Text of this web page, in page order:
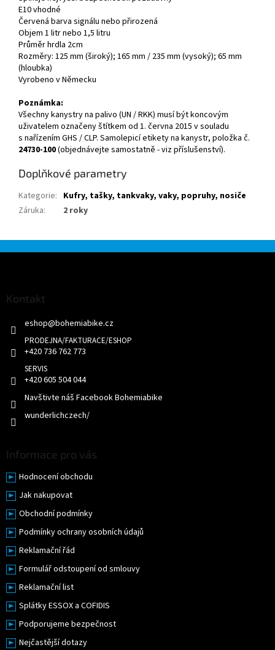
E10 vhodné
Červená barva signálu nebo přirozená
Objem 1 litr nebo 1,5 litru
Průměr hrdla 2cm
Rozměry: 125 mm (široký); 165 mm / 235 mm (vysoký); 65 mm
(hloubka)
Vyrobeno v Německu
Poznámka:
Všechny kanystry na palivo (UN / RKK) musí být koncovým
uživatelem označeny štítkem od 1. června 2015 v souladu
s nařízením GHS / CLP. Samolepicí etikety na kanystr, položka č.
24730-100(objednávejte samostatně - viz příslušenství).
Doplňkové parametry
Kategorie: Kufry, tašky, tankvaky, vaky, popruhy, nosiče
Záruka: 2 roky
Kontakt
eshop@bohemiabike.cz
+420 736 762 773
+420 605 504 044
Navštivte náš Facebook Bohemiabike
wunderlichczech/
Informace pro vás
Hodnocení obchodu
Jak nakupovat
Obchodní podmínky
Podmínky ochrany osobních údajů
Reklamační řád
Formulář odstoupení od smlouvy
Reklamační list
Splátky ESSOX a COFIDIS
Podporujeme bezpečnost
Nejčastější dotazy